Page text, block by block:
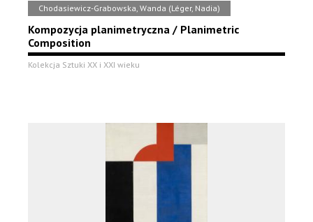
Chodasiewicz-Grabowska, Wanda (Léger, Nadia)
Kompozycja planimetryczna / Planimetric
Composition
Kolekcja Sztuki XX i XXI wieku